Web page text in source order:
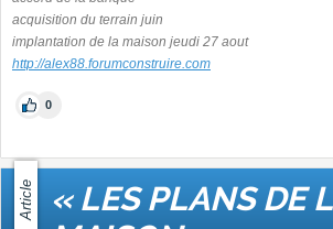
acquisition du terrain juin
implantation de la maison jeudi 27 aout
http://alex88.forumconstruire.com
0
Article « LES PLANS DE